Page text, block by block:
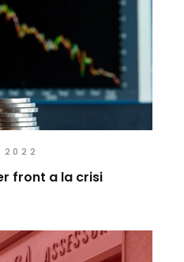
2022
front a la crisi